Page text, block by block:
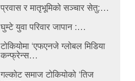
प्रवास र मातृभूमिको सञ्चार सेतु:…
घुम्टे युवा परिवार जापान :…
टोकियोमा ‘एफएनजे ग्लोबल मिडिया
कन्फ्रेन्स…
गल्कोट समाज टोकियोको ‘तिज